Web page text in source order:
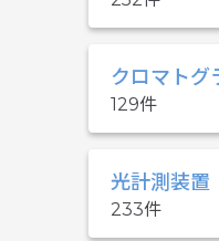
クロマトグ
129
光計測装置
233